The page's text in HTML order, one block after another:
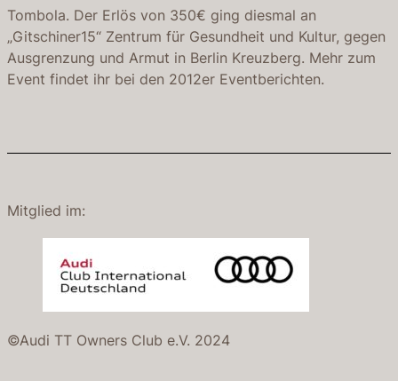
Tombola. Der Erlös von 350€ ging diesmal an
„Gitschiner15“ Zentrum für Gesundheit und Kultur, gegen
Ausgrenzung und Armut in Berlin Kreuzberg. Mehr zum
Event findet ihr bei den 2012er Eventberichten.
Mitglied im:
©Audi TT Owners Club e.V. 2024